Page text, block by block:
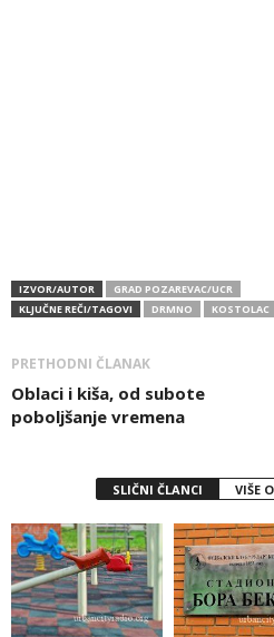
IZVOR/AUTOR
GRAD POZAREVAC/UCR
KLJUČNE REČI/TAGOVI
DRMNO KOSTOLAC
PRETHODNI ČLANAK
Oblaci i kiša, od subote
poboljšanje vremena
SLIČNI ČLANCI VIŠE